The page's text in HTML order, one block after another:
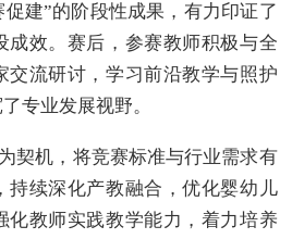
建”的阶段性成果，有力印证了
成效。赛后，参赛教师积极与全
交流研讨，学习前沿教学与照护
专业发展视野。
契机，将竞赛标准与行业需求有
持续深化产教融合，优化婴幼儿
化教师实践教学能力，着力培养